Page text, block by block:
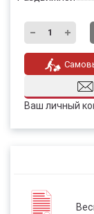
Ваш личный